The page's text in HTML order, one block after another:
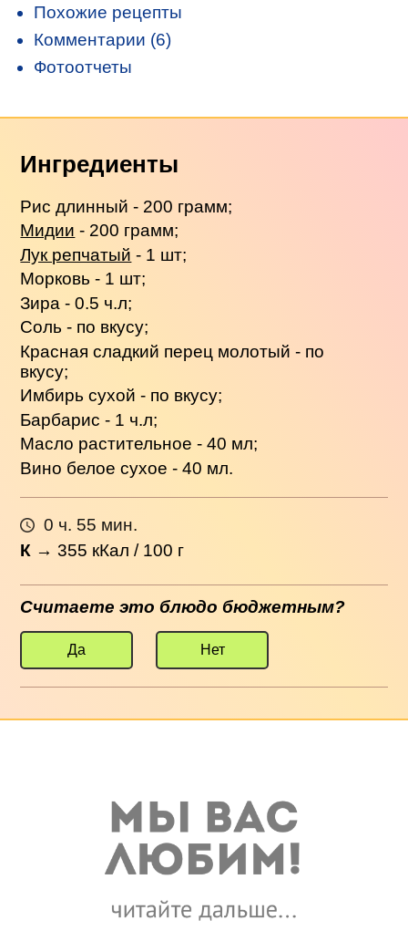
Похожие рецепты
Комментарии (6)
Фотоотчеты
Ингредиенты
Рис длинный - 200 грамм;
Мидии - 200 грамм;
Лук репчатый - 1 шт;
Морковь - 1 шт;
Зира - 0.5 ч.л;
Соль - по вкусу;
Красная сладкий перец молотый - по
вкусу;
Имбирь сухой - по вкусу;
Барбарис - 1 ч.л;
Масло растительное - 40 мл;
Вино белое сухое - 40 мл.
0 ч. 55 мин.
К →355 кКал / 100 г
Считаете это блюдо бюджетным?
Да Нет